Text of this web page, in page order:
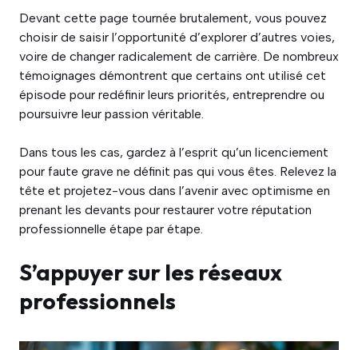
Devant cette page tournée brutalement, vous pouvez
choisir de saisir l’opportunité d’explorer d’autres voies,
voire de changer radicalement de carrière. De nombreux
témoignages démontrent que certains ont utilisé cet
épisode pour redéfinir leurs priorités, entreprendre ou
poursuivre leur passion véritable.
Dans tous les cas, gardez à l’esprit qu’un licenciement
pour faute grave ne définit pas qui vous êtes. Relevez la
tête et projetez-vous dans l’avenir avec optimisme en
prenant les devants pour restaurer votre réputation
professionnelle étape par étape.
S’appuyer sur les réseaux
professionnels